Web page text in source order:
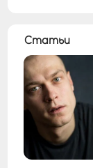
Статьи